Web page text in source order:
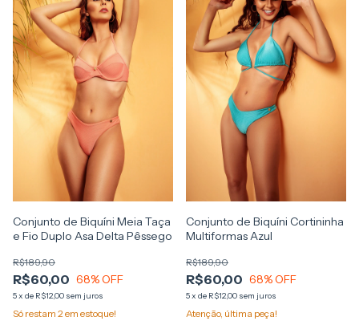
Conjunto de Biquíni Meia Taça
e Fio Duplo Asa Delta Pêssego
R$60,00
R$189,90
68% OFF
5x de R$12,00 sem juros
Só restam 2 em estoque!
Conjunto de Biquíni Cortininha
Multiformas Azul
R$60,00
R$189,90
68% OFF
5x de R$12,00 sem juros
Atenção, última peça!